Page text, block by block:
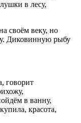
в лесу,
своём веку, но
Диковинную рыбу
говорит
в ванну,
красота,